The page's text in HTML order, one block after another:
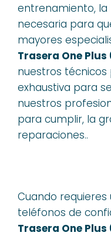
entrenamiento, la
necesaria para
mayores
Trasera One Plus
nuestros técnicos
exhaustiva para
nuestros
para cumplir, la
reparaciones..
Cuando
teléfonos de
Trasera One Plus